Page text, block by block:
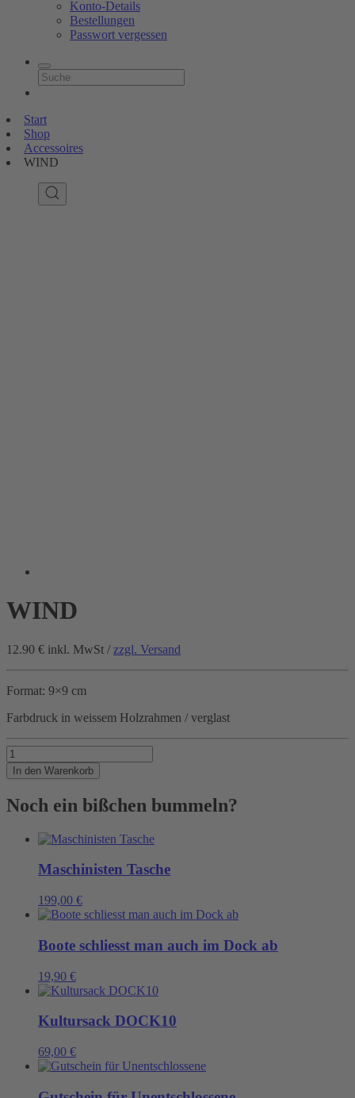
Konto-Details
Bestellungen
Passwort vergessen
Start
Shop
Accessoires
WIND
WIND
12.90 € inkl. MwSt / zzgl. Versand
Format: 9×9 cm
Farbdruck in weissem Holzrahmen / verglast
WIND
Menge
In den Warenkorb
Noch ein bißchen bummeln?
Maschinisten Tasche
199,00 €
Boote schliesst man auch im Dock ab
19,90 €
Kultursack DOCK10
69,00 €